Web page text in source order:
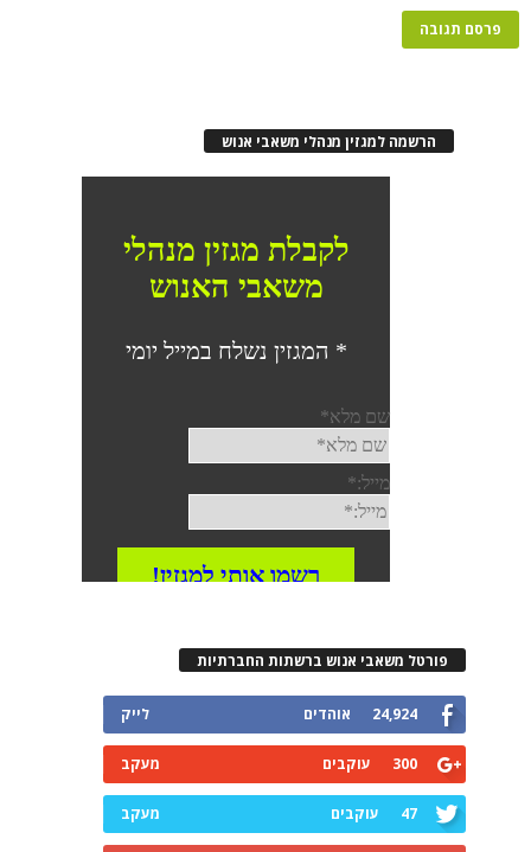
הרשמה למגזין מנהלי משאבי אנוש
פורטל משאבי אנוש ברשתות החברתיות
24,924 אוהדים לייק
300 עוקבים מעקב
47 עוקבים מעקב